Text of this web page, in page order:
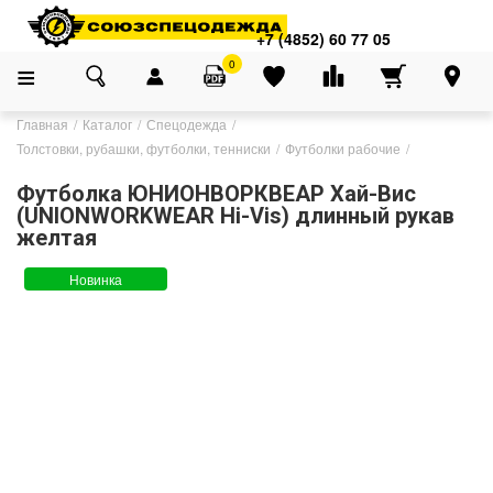
+7 (4852) 60 77 05
0
Главная Каталог
Спецодежда
Толстовки, рубашки, футболки, тенниски
Футболки рабочие
Футболка ЮНИОНВОРКВЕАР Хай-Вис
(UNIONWORKWEAR Hi-Vis) длинный рукав
желтая
Новинка